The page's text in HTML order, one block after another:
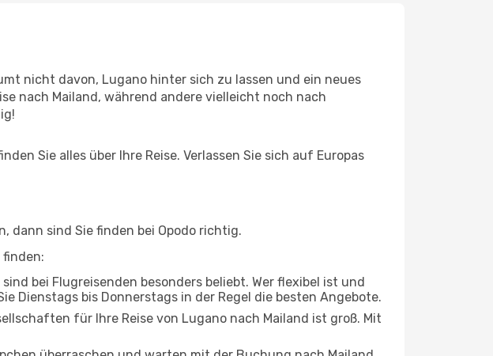
nicht davon, Lugano hinter sich zu lassen und ein neues
nach Mailand, während andere vielleicht noch nach
Sie alles über Ihre Reise. Verlassen Sie sich auf Europas
dann sind Sie finden bei Opodo richtig.
bei Flugreisenden besonders beliebt. Wer flexibel ist und
Dienstags bis Donnerstags in der Regel die besten Angebote.
für Ihre Reise von Lugano nach Mailand ist groß. Mit